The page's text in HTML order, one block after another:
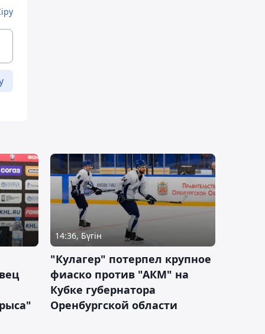
14:36, Бүгін
"Кулагер" потерпел крупное
фиаско против "АКМ" на
Кубке губернатора
Оренбургской области